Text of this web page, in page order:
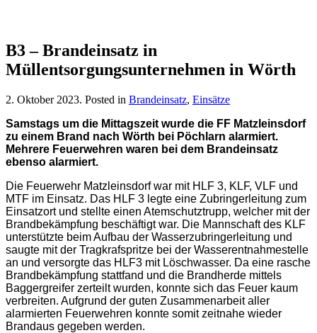
B3 – Brandeinsatz in
Müllentsorgungsunternehmen in Wörth
2. Oktober 2023. Posted in Brandeinsatz, Einsätze
Samstags um die Mittagszeit wurde die FF Matzleinsdorf
zu einem Brand nach Wörth bei Pöchlarn alarmiert.
Mehrere Feuerwehren waren bei dem Brandeinsatz
ebenso alarmiert.
Die Feuerwehr Matzleinsdorf war mit HLF 3, KLF, VLF und
MTF im Einsatz. Das HLF 3 legte eine Zubringerleitung zum
Einsatzort und stellte einen Atemschutztrupp, welcher mit der
Brandbekämpfung beschäftigt war. Die Mannschaft des KLF
unterstützte beim Aufbau der Wasserzubringerleitung und
saugte mit der Tragkrafspritze bei der Wasserentnahmestelle
an und versorgte das HLF3 mit Löschwasser. Da eine rasche
Brandbekämpfung stattfand und die Brandherde mittels
Baggergreifer zerteilt wurden, konnte sich das Feuer kaum
verbreiten. Aufgrund der guten Zusammenarbeit aller
alarmierten Feuerwehren konnte somit zeitnahe wieder
Brandaus gegeben werden.